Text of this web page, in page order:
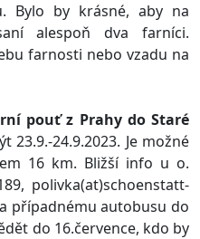
Bylo by krásné, aby na
alespoň dva farníci.
farnosti nebo vzadu na
pouť z Prahy do Staré
23.9.-24.9.2023. Je možné
16 km. Bližší info u o.
polivka(at)schoenstatt-
případnému autobusu do
do 16.července, kdo by